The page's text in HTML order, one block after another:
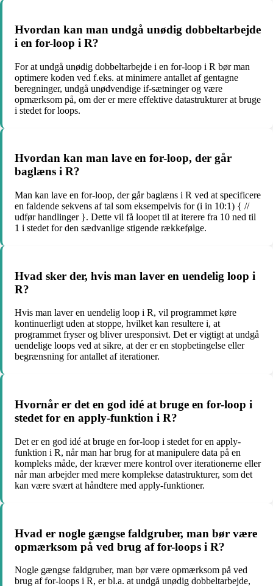
Hvordan kan man undgå unødig dobbeltarbejde
i en for-loop i R?
For at undgå unødig dobbeltarbejde i en for-loop i R bør man
optimere koden ved f.eks. at minimere antallet af gentagne
beregninger, undgå unødvendige if-sætninger og være
opmærksom på, om der er mere effektive datastrukturer at bruge
i stedet for loops.
Hvordan kan man lave en for-loop, der går
baglæns i R?
Man kan lave en for-loop, der går baglæns i R ved at specificere
en faldende sekvens af tal som eksempelvis for (i in 10:1) { //
udfør handlinger }. Dette vil få loopet til at iterere fra 10 ned til
1 i stedet for den sædvanlige stigende rækkefølge.
Hvad sker der, hvis man laver en uendelig loop i
R?
Hvis man laver en uendelig loop i R, vil programmet køre
kontinuerligt uden at stoppe, hvilket kan resultere i, at
programmet fryser og bliver uresponsivt. Det er vigtigt at undgå
uendelige loops ved at sikre, at der er en stopbetingelse eller
begrænsning for antallet af iterationer.
Hvornår er det en god idé at bruge en for-loop i
stedet for en apply-funktion i R?
Det er en god idé at bruge en for-loop i stedet for en apply-
funktion i R, når man har brug for at manipulere data på en
kompleks måde, der kræver mere kontrol over iterationerne eller
når man arbejder med mere komplekse datastrukturer, som det
kan være svært at håndtere med apply-funktioner.
Hvad er nogle gængse faldgruber, man bør være
opmærksom på ved brug af for-loops i R?
Nogle gængse faldgruber, man bør være opmærksom på ved
brug af for-loops i R, er bl.a. at undgå unødig dobbeltarbejde,